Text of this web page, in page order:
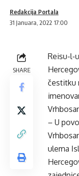
31 Januara, 2022 17:00
Redakcija Portala
SHARE
Reisu-l-
čestitku
– U
ulema